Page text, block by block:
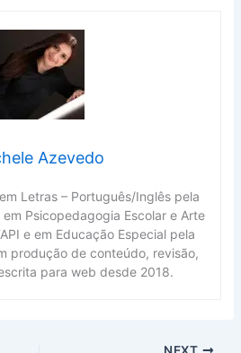
Azevedo
Letras – Português/Inglês pela
Psicopedagogia Escolar e Arte
e em Educação Especial pela
produção de conteúdo, revisão,
para web desde 2018.